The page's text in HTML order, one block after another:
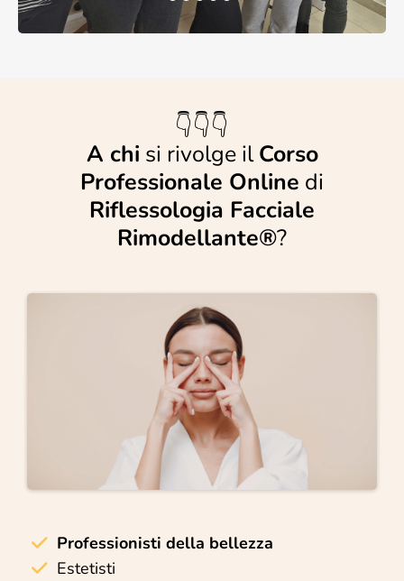
👇👇👇
A chi si rivolge ilCorso
Professionale Online di
Riflessologia Facciale
Rimodellante®?
Professionisti della bellezza
Estetisti